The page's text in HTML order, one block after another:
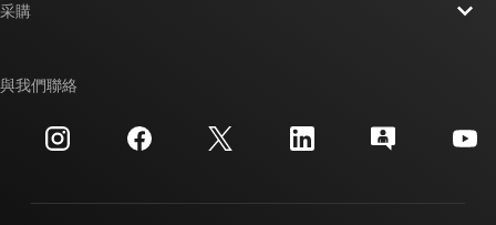
投資人關系
製造
交互參考搜索
客戶支援中心
采購
訂購 FAQ
與我們聯絡